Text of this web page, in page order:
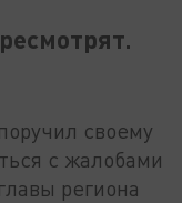
своему
с жалобами
региона